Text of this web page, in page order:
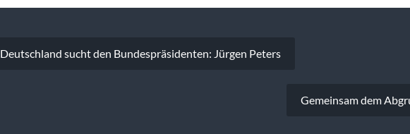
Deutschland sucht den Bundespräsidenten: Jürgen Peters
Gemeinsam dem